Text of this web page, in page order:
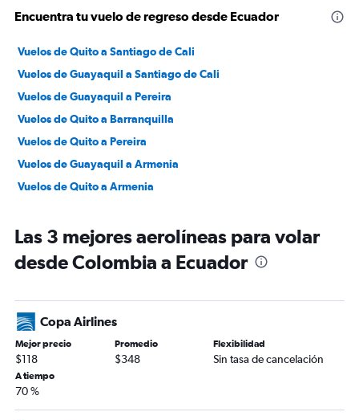
Encuentra tu vuelo de regreso desde Ecuador
Vuelos de Quito a Santiago de Cali
Vuelos de Guayaquil a Santiago de Cali
Vuelos de Guayaquil a Pereira
Vuelos de Quito a Barranquilla
Vuelos de Quito a Pereira
Vuelos de Guayaquil a Armenia
Vuelos de Quito a Armenia
Las 3 mejores aerolíneas para volar
desde Colombia a Ecuador
Copa Airlines
Mejor precio
$118
Promedio
$348
Flexibilidad
Sin tasa de cancelación
A tiempo
70 %